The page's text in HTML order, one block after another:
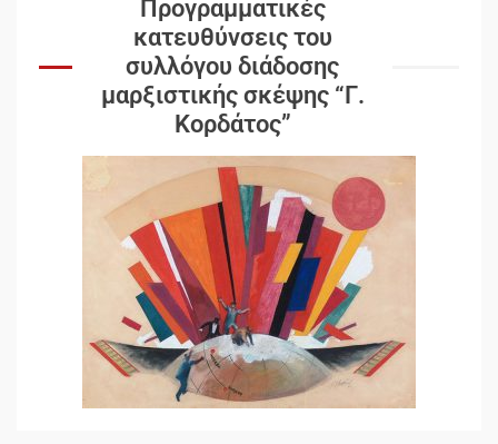
Προγραμματικές
κατευθύνσεις του
συλλόγου διάδοσης
μαρξιστικής σκέψης “Γ.
Κορδάτος”